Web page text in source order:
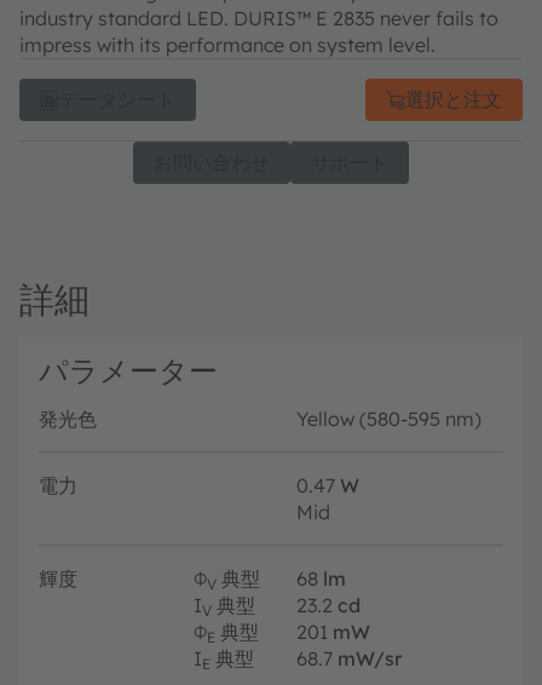
industry standard LED. DURIS™ E 2835 never fails to
impress with its performance on system level.
選択と注文
詳細
パラメーター
発光色 Yellow (580-595 nm)
電力 0.47 W
Mid
輝度 ΦV 典型 68 lm
IV 典型 23.2 cd
ΦE 典型 201 mW
IE 典型 68.7 mW/sr